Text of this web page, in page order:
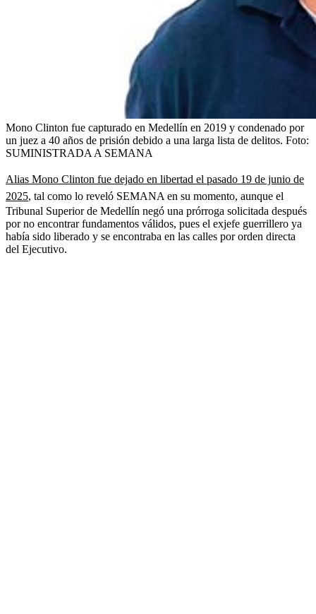
Mono Clinton fue capturado en Medellín en 2019 y condenado por
un juez a 40 años de prisión debido a una larga lista de delitos. Foto:
SUMINISTRADA A SEMANA
Alias Mono Clinton fue dejado en libertad el pasado 19 de junio de
2025, tal como lo reveló SEMANA en su momento, aunque el
Tribunal Superior de Medellín negó una prórroga solicitada después
por no encontrar fundamentos válidos, pues el exjefe guerrillero ya
había sido liberado y se encontraba en las calles por orden directa
del Ejecutivo.